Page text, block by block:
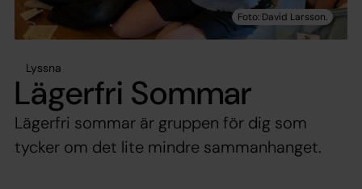
Lyssna
Lägerfri Sommar
Lägerfri sommar är gruppen för dig som
tycker om det lite mindre sammanhanget.